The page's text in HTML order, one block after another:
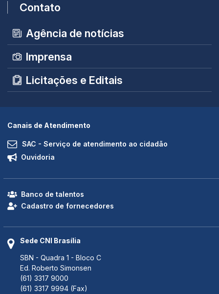
Contato
Agência de notícias
Imprensa
Licitações e Editais
Canais de Atendimento
SAC - Serviço de atendimento ao cidadão
Ouvidoria
Banco de talentos
Cadastro de fornecedores
Sede CNI Brasília
SBN - Quadra 1 - Bloco C
Ed. Roberto Simonsen
(61) 3317 9000
(61) 3317 9994 (Fax)